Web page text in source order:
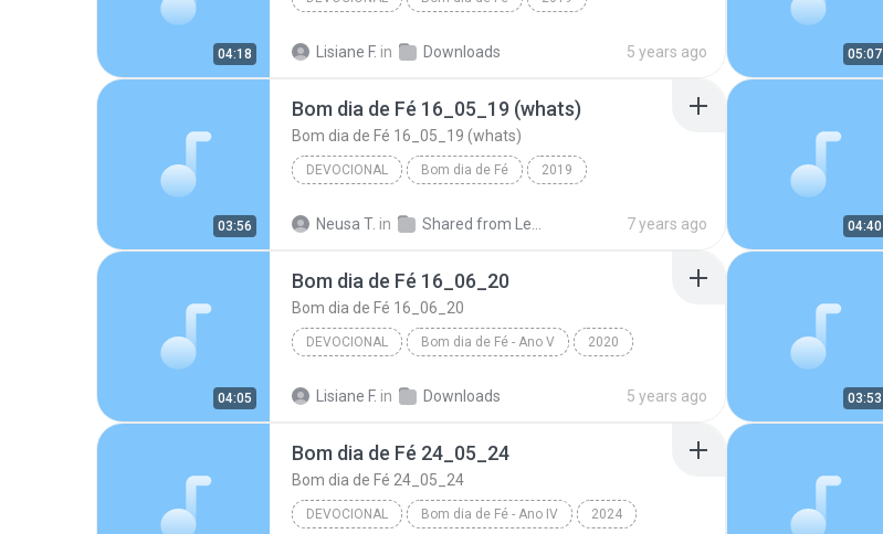
04:18 Lisiane F. in Downloads 5 years ago 05:07
03:56
Bom dia de Fé 16_05_19 (whats)
Bom dia de Fé 16_05_19 (whats)
DEVOCIONAL Bom dia de Fé 2019
Neusa T. in 7 years ago 04:40
04:05
Bom dia de Fé 16_06_20
Bom dia de Fé 16_06_20
DEVOCIONAL Bom dia de Fé - Ano V 2020
Lisiane F. in Downloads 5 years ago 03:53
Bom dia de Fé 24_05_24
Bom dia de Fé 24_05_24
DEVOCIONAL Bom dia de Fé - Ano IV 2024